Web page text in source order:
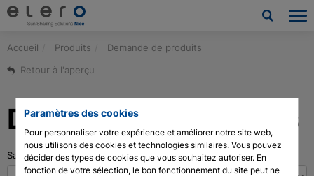
Paramètres des cookies
Pour personnaliser votre expérience et améliorer notre site web,
nous utilisons des cookies et technologies similaires. Vous pouvez
décider des types de cookies que vous souhaitez autoriser. En
fonction de votre sélection, le bon fonctionnement du site peut ne
Produits
Nouvelles et Presse
Société
Accueil Produits
Demande de produits
Retour à l'aperçu
Demande de produits
Salutation*